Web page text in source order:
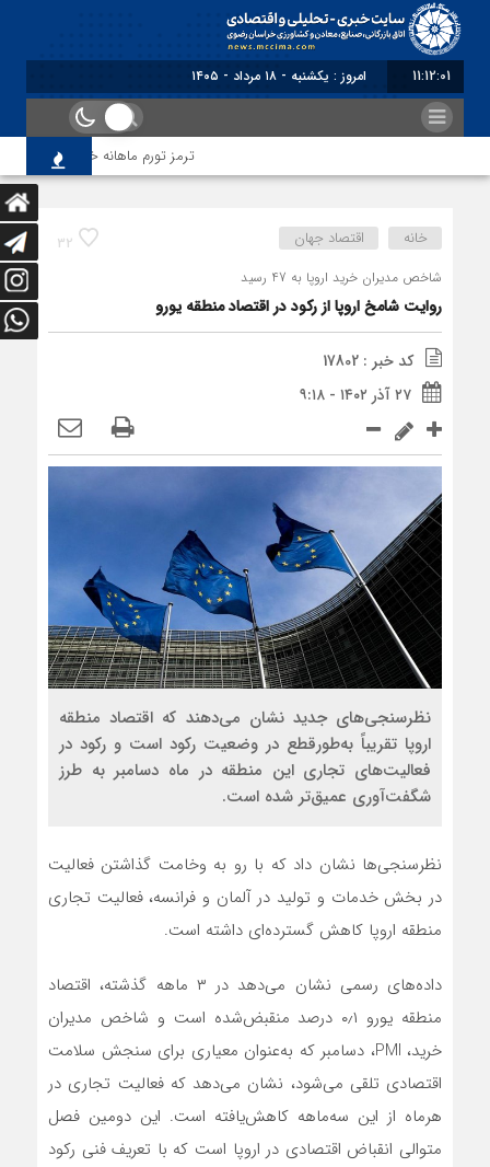
11:12:02 امروز : یکشنبه - ۱۸ مرداد - ۱۴۰۵
ترمز تورم ماهانه خراسان رضوی
32 خانه اقتصاد جهان
شاخص مدیران خرید اروپا به 47 رسید
روایت شامخ اروپا از رکود در اقتصاد منطقه یورو
کد خبر : 17802
۲۷ آذر ۱۴۰۲ - ۹:۱۸
نظرسنجی‌های جدید نشان می‌دهند که اقتصاد منطقه
اروپا تقریباً به‌طورقطع در وضعیت رکود است و رکود در
فعالیت‌های تجاری این منطقه در ماه دسامبر به طرز
شگفت‌آوری عمیق‌تر شده است.
نظرسنجی‌ها نشان داد که با رو به وخامت گذاشتن فعالیت
در بخش خدمات و تولید در آلمان و فرانسه، فعالیت تجاری
منطقه اروپا کاهش گسترده‌ای داشته است.
داده‌های رسمی نشان می‌دهد در ۳ ماهه گذشته، اقتصاد
منطقه یورو ۰٫۱ درصد منقبض‌شده است و شاخص مدیران
خرید، PMI، دسامبر که به‌عنوان معیاری برای سنجش سلامت
اقتصادی تلقی می‌شود، نشان می‌دهد که فعالیت تجاری در
هرماه از این سه‌ماهه کاهش‌یافته است. این دومین فصل
متوالی انقباض اقتصادی در اروپا است که با تعریف فنی رکود